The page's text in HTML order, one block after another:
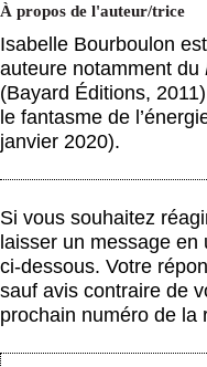
À propos de l'auteur/trice
Isabelle Bourboulon
auteure notamment du
(Bayard Éditions,
le fantasme de
janvier 2020).
Si vous souhaitez
laisser un message
ci-dessous. Votre
sauf avis contraire de
prochain numéro de la